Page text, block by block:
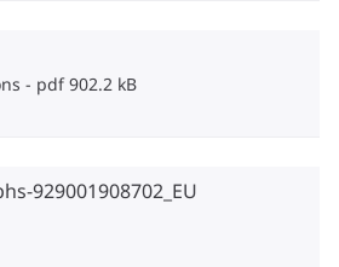
pdf 902.2 kB
929001908702_EU